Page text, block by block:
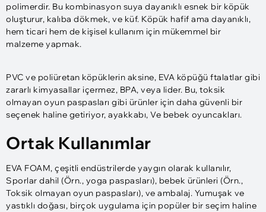
polimerdir. Bu kombinasyon suya dayanıklı esnek bir köpük
oluşturur, kalıba dökmek, ve küf. Köpük hafif ama dayanıklı,
hem ticari hem de kişisel kullanım için mükemmel bir
malzeme yapmak.
PVC ve poliüretan köpüklerin aksine, EVA köpüğü ftalatlar gibi
zararlı kimyasallar içermez, BPA, veya lider. Bu, toksik
olmayan oyun paspasları gibi ürünler için daha güvenli bir
seçenek haline getiriyor, ayakkabı, Ve bebek oyuncakları.
Ortak Kullanımlar
EVA FOAM, çeşitli endüstrilerde yaygın olarak kullanılır,
Sporlar dahil (Örn., yoga paspasları), bebek ürünleri (Örn.,
Toksik olmayan oyun paspasları), ve ambalaj. Yumuşak ve
yastıklı doğası, birçok uygulama için popüler bir seçim haline